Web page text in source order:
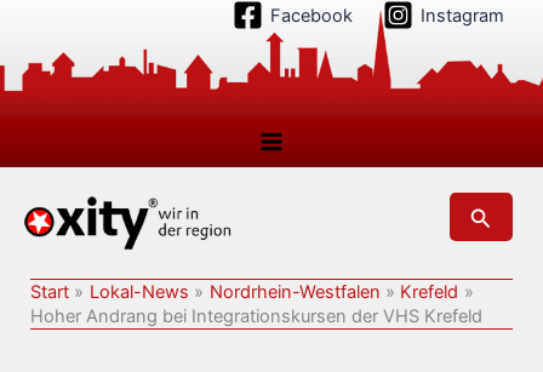
springen
Facebook Instagram
Suchen
Start Lokal-News Nordrhein-Westfalen
Krefeld
Hoher Andrang bei Integrationskursen der VHS Krefeld